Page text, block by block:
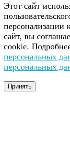
Этот сайт
персонализации
сайт, вы
cookie.
персональных
персональных
Принять